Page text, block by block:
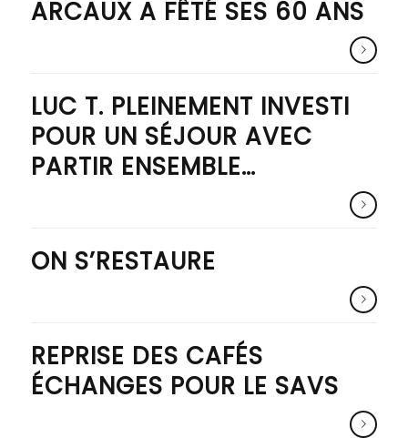
ARCAUX A FÊTÉ SES 60 ANS
LUC T. PLEINEMENT INVESTI
POUR UN SÉJOUR AVEC
PARTIR ENSEMBLE…
ON S’RESTAURE
REPRISE DES CAFÉS
ÉCHANGES POUR LE SAVS